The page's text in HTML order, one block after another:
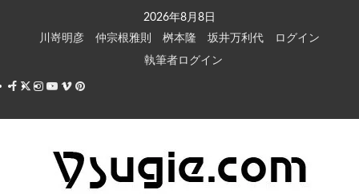
キ
2026年8月8日
川嵜明彦
仲宗根雅則 桝本隆 坂井万利代
ログイン
執筆者ログイン
Facebook
X Instagram
Youtube
VimeoPinterest